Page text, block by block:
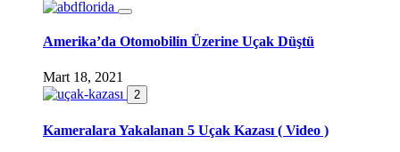
Amerika’da Otomobilin Üzerine Uçak Düştü
Mart 18, 2021
2
Kameralara Yakalanan 5 Uçak Kazası ( Video )